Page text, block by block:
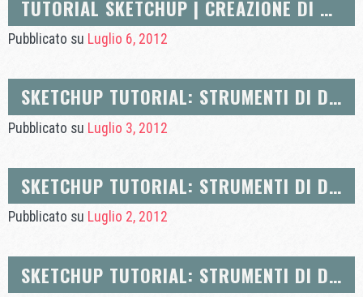
TUTORIAL SKETCHUP | CREAZIONE DI VOLTI E INFERENZE
Pubblicato su Luglio 6, 2012
SKETCHUP TUTORIAL: STRUMENTI DI DISEGNO: ARCO E MANO LIBERA
Pubblicato su Luglio 3, 2012
SKETCHUP TUTORIAL: STRUMENTI DI DISEGNO: CERCHIO E POLIGONO
Pubblicato su Luglio 2, 2012
SKETCHUP TUTORIAL: STRUMENTI DI DISEGNO: LINEA, RETTANGOLO, INSERIMENTO DI QUOTE